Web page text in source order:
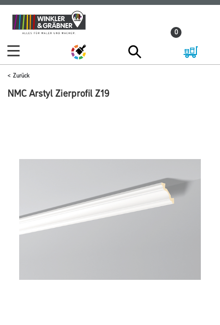
Zum
Inhalt
Zum
Navigationsmenü
0
Zurück
NMC Arstyl Zierprofil Z19